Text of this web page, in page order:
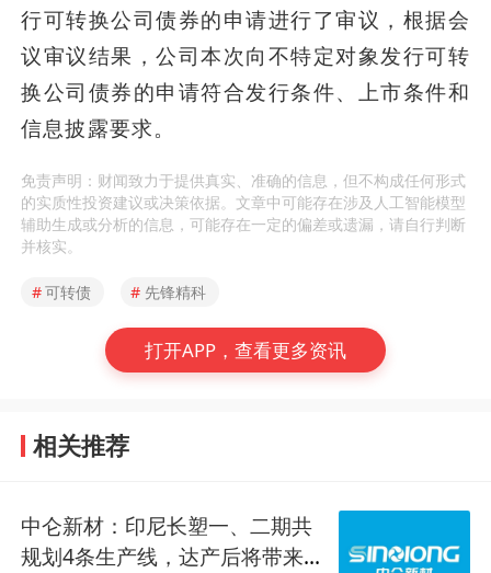
行可转换公司债券的申请进行了审议，根据会
议审议结果，公司本次向不特定对象发行可转
换公司债券的申请符合发行条件、上市条件和
信息披露要求。
免责声明：财闻致力于提供真实、准确的信息，但不构成任何形式
的实质性投资建议或决策依据。文章中可能存在涉及人工智能模型
辅助生成或分析的信息，可能存在一定的偏差或遗漏，请自行判断
并核实。
#可转债 # 先锋精科
打开APP，查看更多资讯
相关推荐
中仑新材：印尼长塑一、二期共
规划4条生产线，达产后将带来9